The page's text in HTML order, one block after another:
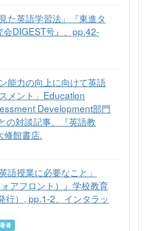
た英語学習法」『東進タ
会DIGEST号』、pp.42-
能力の向上に向けて英語
メント」Education
Development部門
の対談記事、『英語教
修館書店.
語授業に必要なこと」
アフロント）』学校教育
行）, pp.1-2、インタラッ
者